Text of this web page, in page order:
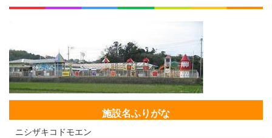
施設名ふりがな
ニシザキコドモエン